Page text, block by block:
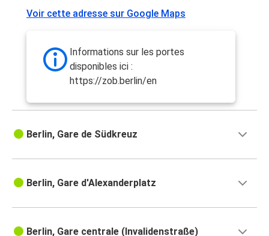
Voir cette adresse sur Google Maps
Informations sur les portes
disponibles ici :
https://zob.berlin/en
Berlin, Gare de Südkreuz
Berlin, Gare d'Alexanderplatz
Berlin, Gare centrale (Invalidenstraße)